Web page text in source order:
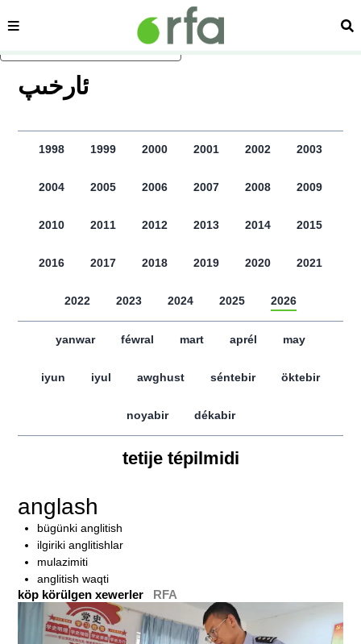
asasliq mezmungha atlang
sehipe
ﺋﺎﺭﺧﯩﭗ
1998 1999 2000 2001 2002 2003
2004 2005 2006 2007 2008 2009
2010 2011 2012 2013 2014 2015
2016 2017 2018 2019 2020 2021
2022 2023 2024 2025 2026
yanwar féwral mart aprél may
iyun iyul awghust séntebir öktebir
noyabir dékabir
tetije tépilmidi
anglash
bügünki anglitish
ilgiriki anglitishlar
mulazimiti
anglitish waqti
köp körülgen xewerler RFA